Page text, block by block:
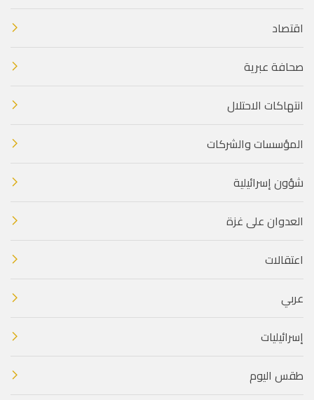
اقتصاد
صحافة عبرية
انتهاكات الاحتلال
المؤسسات والشركات
شؤون إسرائيلية
العدوان على غزة
اعتقالات
عربي
إسرائيليات
طقس اليوم